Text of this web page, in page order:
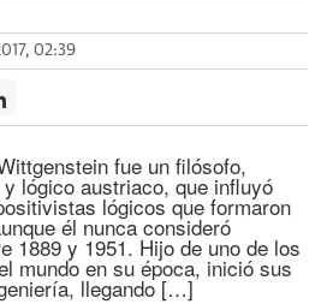
02:39
fue un filósofo,
lógico austriaco, que influyó
lógicos que formaron
él nunca consideró
1889 y 1951. Hijo de uno de los
mundo en su época, inició sus
llegando […]